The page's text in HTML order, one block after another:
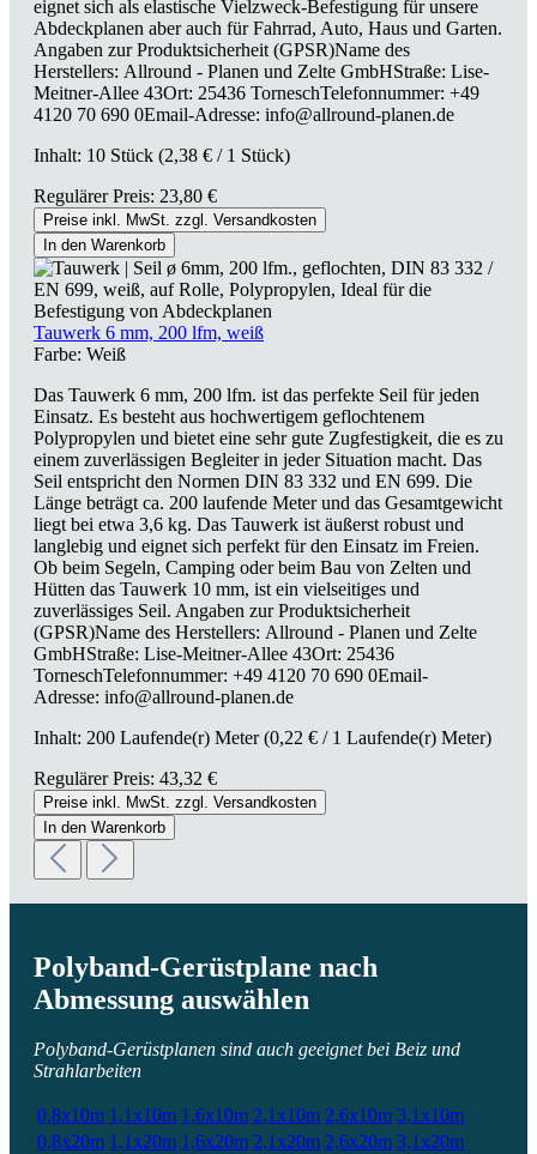
eignet sich als elastische Vielzweck-Befestigung für unsere
Abdeckplanen aber auch für Fahrrad, Auto, Haus und Garten.
Angaben zur Produktsicherheit (GPSR)Name des
Herstellers: Allround - Planen und Zelte GmbHStraße: Lise-
Meitner-Allee 43Ort: 25436 TorneschTelefonnummer: +49
4120 70 690 0Email-Adresse: info@allround-planen.de
Inhalt: 10 Stück (2,38 € / 1 Stück)
Regulärer Preis: 23,80 €
Preise inkl. MwSt. zzgl. Versandkosten
In den Warenkorb
Tauwerk 6 mm, 200 lfm, weiß
Farbe: Weiß
Das Tauwerk 6 mm, 200 lfm. ist das perfekte Seil für jeden
Einsatz. Es besteht aus hochwertigem geflochtenem
Polypropylen und bietet eine sehr gute Zugfestigkeit, die es zu
einem zuverlässigen Begleiter in jeder Situation macht. Das
Seil entspricht den Normen DIN 83 332 und EN 699. Die
Länge beträgt ca. 200 laufende Meter und das Gesamtgewicht
liegt bei etwa 3,6 kg. Das Tauwerk ist äußerst robust und
langlebig und eignet sich perfekt für den Einsatz im Freien.
Ob beim Segeln, Camping oder beim Bau von Zelten und
Hütten das Tauwerk 10 mm, ist ein vielseitiges und
zuverlässiges Seil. Angaben zur Produktsicherheit
(GPSR)Name des Herstellers: Allround - Planen und Zelte
GmbHStraße: Lise-Meitner-Allee 43Ort: 25436
TorneschTelefonnummer: +49 4120 70 690 0Email-
Adresse: info@allround-planen.de
Inhalt: 200 Laufende(r) Meter(0,22 € / 1 Laufende(r) Meter)
Regulärer Preis: 43,32 €
Preise inkl. MwSt. zzgl. Versandkosten
In den Warenkorb
Polyband-Gerüstplane nach
Abmessung auswählen
Polyband-Gerüstplanen sind auch geeignet bei Beiz und
Strahlarbeiten
0,8x10m 1,1x10m 1,6x10m 2,1x10m 2,6x10m 3,1x10m
0,8x20m 1,1x20m 1,6x20m 2,1x20m 2,6x20m 3,1x20m